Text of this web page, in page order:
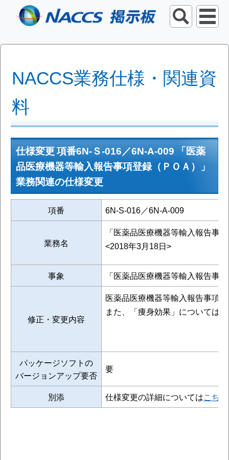
NACCS業務仕様・関連資
料
仕様変更 項番6N-Ｓ-016／6N-A-009 「医薬
品医療機器等輸入報告事項登録（ＰＯＡ）」
業務関連の仕様変更
項番 6N-S-016／6N-A-009
業務名
「医薬品医療機器等輸入報告事
<2018年3月18日>
事象 「医薬品医療機器等輸入報告事
修正・変更内容
医薬品医療機器等輸入報告事項
また、「痩身効果」については
パッケージソフトの
バージョンアップ要否
要
別添 仕様変更の詳細についてはこちら